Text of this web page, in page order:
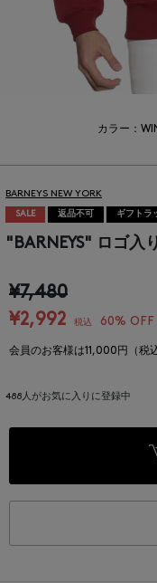
カラー：
BARNEYS NEW YORK
SALE 返品不可 ギフトラ
"BARNEYS" ロゴ入
¥7,480
¥2,992
税込 60% OFF
会員のお客様は11,000円（税
488人がお気に入りに登録中